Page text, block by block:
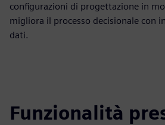
configurazioni di progettazione in
migliora il processo decisionale con
dati.
Funzionalità